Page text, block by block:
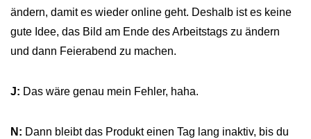
ändern, damit es wieder online geht. Deshalb ist es keine
gute Idee, das Bild am Ende des Arbeitstags zu ändern
und dann Feierabend zu machen.
J: Das wäre genau mein Fehler, haha.
N: Dann bleibt das Produkt einen Tag lang inaktiv, bis du